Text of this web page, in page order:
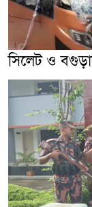
সিলেট ও